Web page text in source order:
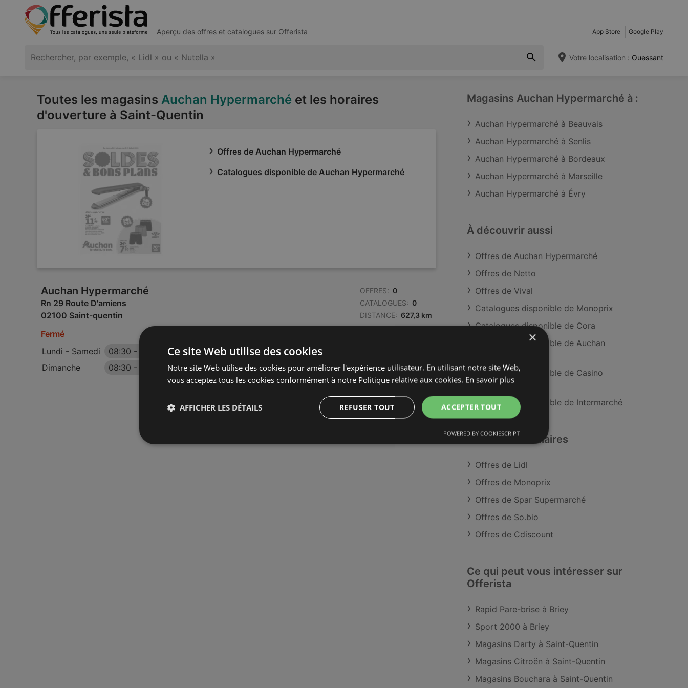
Aperçu des offres et catalogues sur Offerista App Store Google Play
Votre localisation : Ouessant
Toutes les magasins Auchan Hypermarché et les horaires
d'ouverture à Saint-Quentin
Offres de Auchan Hypermarché
Catalogues disponible de Auchan Hypermarché
Auchan Hypermarché
Rn 29 Route D'amiens
02100 Saint-quentin
OFFRES: 0
CATALOGUES: 0
DISTANCE: 627,3 km
Fermé
Lundi - Samedi
08:30 -
Dimanche
08:30 -
Magasins Auchan Hypermarché à :
Auchan Hypermarché à Beauvais
Auchan Hypermarché à Senlis
Auchan Hypermarché à Bordeaux
Auchan Hypermarché à Marseille
Auchan Hypermarché à Évry
À découvrir aussi
Offres de Auchan Hypermarché
Offres de Netto
Offres de Vival
Catalogues disponible de Monoprix
Catalogues disponible de Cora
Catalogues disponible de Auchan
Catalogues disponible de Casino
Supermarches
Catalogues disponible de Intermarché
Détaillants similaires
Offres de Lidl
Offres de Monoprix
Offres de Spar Supermarché
Offres de So.bio
Offres de Cdiscount
Ce qui peut vous intéresser sur
Offerista
Rapid Pare-brise à Briey
Sport 2000 à Briey
Magasins Darty à Saint-Quentin
Magasins Citroën à Saint-Quentin
Magasins Bouchara à Saint-Quentin
×
Ce site Web utilise des cookies
Notre site Web utilise des cookies pour améliorer l'expérience utilisateur. En utilisant notre site Web,
vous acceptez tous les cookies conformément à notre Politique relative aux cookies. En savoir plus
ACCEPTER TOUT
REFUSER TOUT
AFFICHER LES DÉTAILS
POWERED BY COOKIESCRIPT